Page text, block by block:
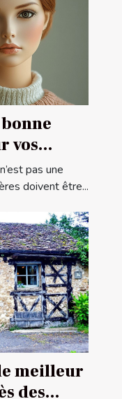
vos
pas une
doivent être...
meilleur
des